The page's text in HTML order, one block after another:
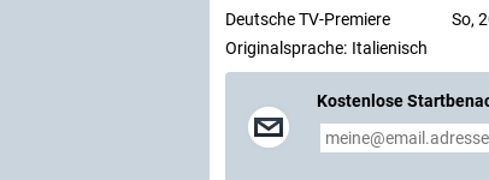
Deutsche TV-Premiere So,
Originalsprache: Italienisch
Kostenlose